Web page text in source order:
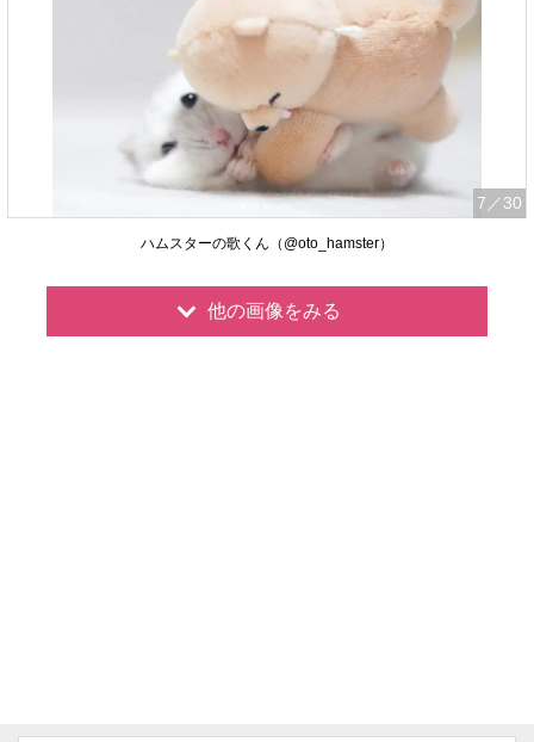
7 ／30
ハムスターの歌くん（@oto_hamster）
他の画像をみる